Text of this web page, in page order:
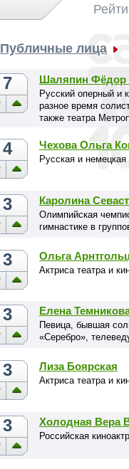
Публичные лица
7 Шаляпин Фёдор
Русский оперный и
разное время
также театра
4 Чехова Ольга
Русская и немецкая
3 Каролина
Олимпийская
гимнастике в
3 Ольга
Актриса театра и
3 Елена
Певица, бывшая
«Серебро»,
3 Лиза Боярская
Актриса театра и
3 Холодная Вера
Российская